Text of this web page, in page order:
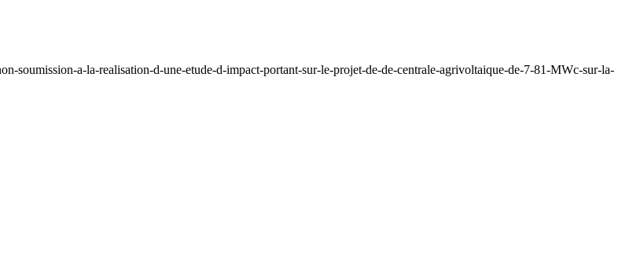
soumission-a-la-realisation-d-une-etude-d-impact-portant-sur-le-projet-de-de-centrale-agrivoltaique-de-7-81-MWc-sur-la-